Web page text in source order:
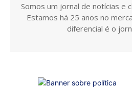
Somos um jornal de notícias e
Estamos há 25 anos no
diferencial é o